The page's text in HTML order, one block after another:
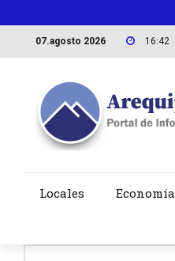
07.agosto 2026 16:42
Locales Economía